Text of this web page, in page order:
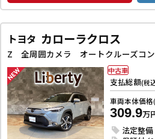
トヨタ カローラクロス
支払総額(税
車両本体価格
309.9万
法定整
中古車